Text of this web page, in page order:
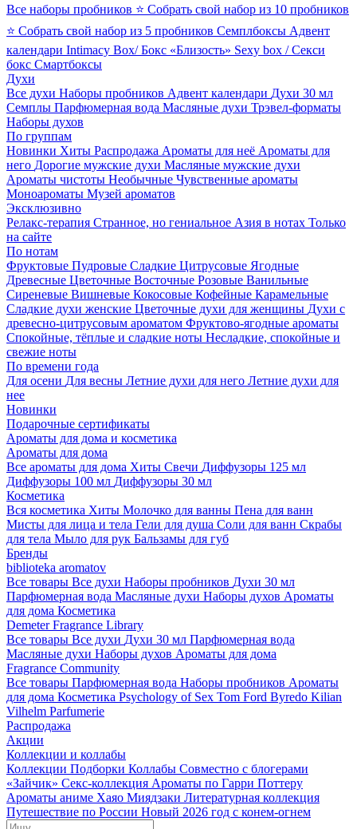
Все наборы пробников ⭐ Собрать свой набор из 10 пробников
⭐ Собрать свой набор из 5 пробников Семплбоксы Адвент
календари Intimacy Box/ Бокс «Близость» Sexy box / Секси
бокс Смартбоксы
Духи
Все духи Наборы пробников Адвент календари Духи 30 мл
Семплы Парфюмерная вода Масляные духи Трэвел-форматы
Наборы духов
По группам
Новинки Хиты Распродажа Ароматы для неё Ароматы для
него Дорогие мужские духи Масляные мужские духи
Ароматы чистоты Необычные Чувственные ароматы
Моноароматы Музей ароматов
Эксклюзивно
Релакс-терапия Странное, но гениальное Азия в нотах Только
на сайте
По нотам
Фруктовые Пудровые Сладкие Цитрусовые Ягодные
Древесные Цветочные Восточные Розовые Ванильные
Сиреневые Вишневые Кокосовые Кофейные Карамельные
Сладкие духи женские Цветочные духи для женщины Духи с
древесно-цитрусовым ароматом Фруктово-ягодные ароматы
Спокойные, тёплые и сладкие ноты Несладкие, спокойные и
свежие ноты
По времени года
Для осени Для весны Летние духи для него Летние духи для
нее
Новинки
Подарочные сертификаты
Ароматы для дома и косметика
Ароматы для дома
Все ароматы для дома Хиты Свечи Диффузоры 125 мл
Диффузоры 100 мл Диффузоры 30 мл
Косметика
Вся косметика Хиты Молочко для ванны Пена для ванн
Мисты для лица и тела Гели для душа Соли для ванн Скрабы
для тела Мыло для рук Бальзамы для губ
Бренды
biblioteka aromatov
Все товары Все духи Наборы пробников Духи 30 мл
Парфюмерная вода Масляные духи Наборы духов Ароматы
для дома Косметика
Demeter Fragrance Library
Все товары Все духи Духи 30 мл Парфюмерная вода
Масляные духи Наборы духов Ароматы для дома
Fragrance Community
Все товары Парфюмерная вода Наборы пробников Ароматы
для дома Косметика Psychology of Sex Tom Ford Byredo Kilian
Vilhelm Parfumerie
Распродажа
Акции
Коллекции и коллабы
Коллекции Подборки Коллабы Совместно с блогерами
«Зайчик» Секс-коллекция Ароматы по Гарри Поттеру
Ароматы аниме Хаяо Миядзаки Литературная коллекция
Путешествие по России Новый 2026 год с конем-огнем